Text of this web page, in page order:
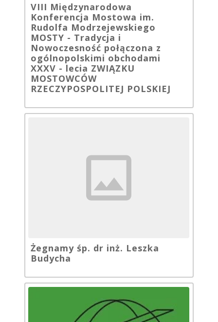
VIII Międzynarodowa
Konferencja Mostowa im.
Rudolfa Modrzejewskiego
MOSTY - Tradycja i
Nowoczesność połączona z
ogólnopolskimi obchodami
XXXV - lecia ZWIĄZKU
MOSTOWCÓW
RZECZYPOSPOLITEJ POLSKIEJ
Żegnamy śp. dr inż. Leszka
Budycha